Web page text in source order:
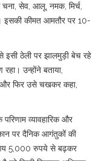
सेव, आलू, नमक, मिर्च,
इसकी कीमत आमतौर पर 10-
इसी ठेली पर झालमुड़ी बेच रहे
उन्होंने बताया,
और फिर उसे चखकर कहा,
व्यावहारिक और
पर दैनिक आगंतुकों की
5,000 रुपये से बढ़कर